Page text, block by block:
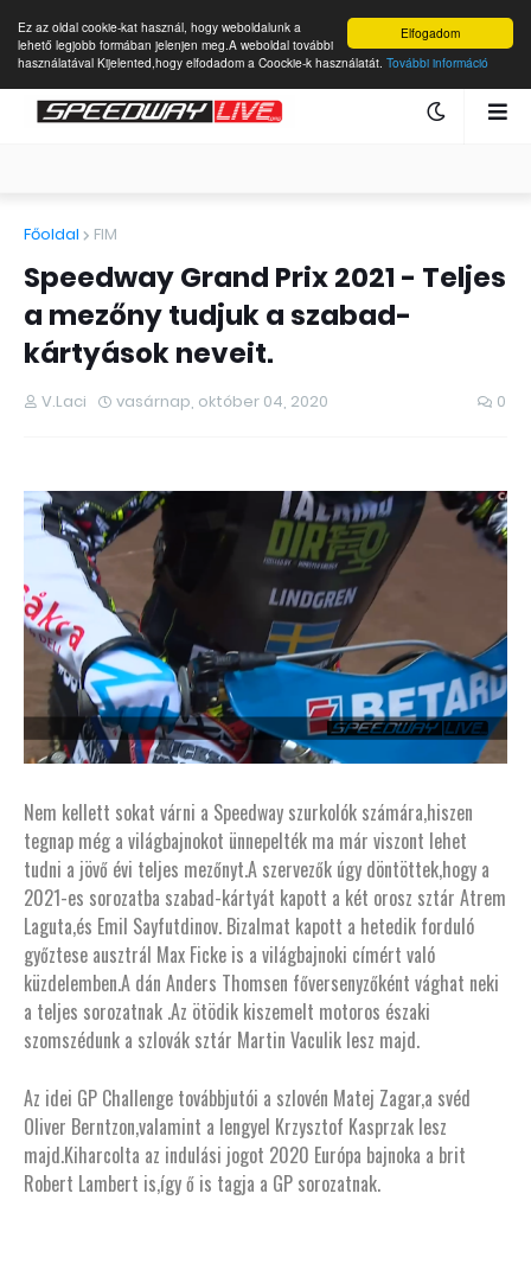
Elfogadom
Ez az oldal cookie-kat használ, hogy weboldalunk a
lehető legjobb formában jelenjen meg.A weboldal további
használatával Kijelented,hogy elfodadom a Coockie-k használatát. További információ
Főoldal FIM
Speedway Grand Prix 2021 - Teljes
a mezőny tudjuk a szabad-
kártyások neveit.
V.Laci vasárnap, október 04, 2020 0
Nem kellett sokat várni a Speedway szurkolók számára,hiszen
tegnap még a világbajnokot ünnepelték ma már viszont lehet
tudni a jövő évi teljes mezőnyt.A szervezők úgy döntöttek,hogy a
2021-es sorozatba szabad-kártyát kapott a két orosz sztár Atrem
Laguta,és Emil Sayfutdinov. Bizalmat kapott a hetedik forduló
győztese ausztrál Max Ficke is a világbajnoki címért való
küzdelemben.A dán Anders Thomsen főversenyzőként vághat neki
a teljes sorozatnak .Az ötödik kiszemelt motoros északi
szomszédunk a szlovák sztár Martin Vaculik lesz majd.
Az idei GP Challenge továbbjutói a szlovén Matej Zagar,a svéd
Oliver Berntzon,valamint a lengyel Krzysztof Kasprzak lesz
majd.Kiharcolta az indulási jogot 2020 Európa bajnoka a brit
Robert Lambert is,így ő is tagja a GP sorozatnak.